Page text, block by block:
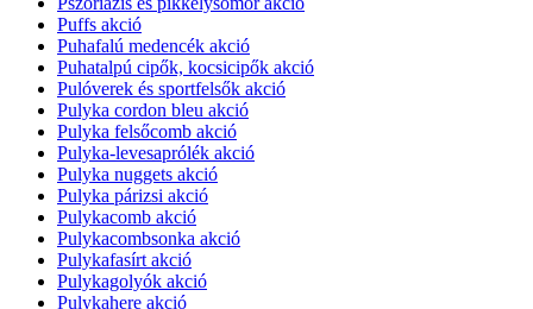
Puffs akció
Puhafalú medencék akció
Puhatalpú cipők, kocsicipők akció
Pulóverek és sportfelsők akció
Pulyka cordon bleu akció
Pulyka felsőcomb akció
Pulyka-levesaprólék akció
Pulyka nuggets akció
Pulyka párizsi akció
Pulykacomb akció
Pulykacombsonka akció
Pulykafasírt akció
Pulykagolyók akció
Pulykahere akció